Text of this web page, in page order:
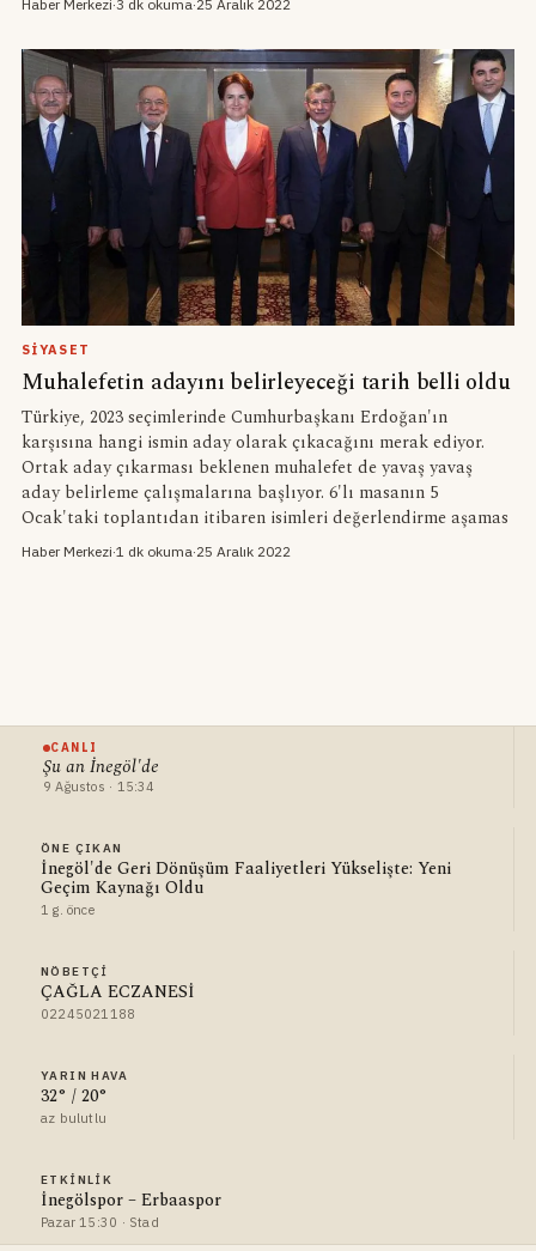
Haber Merkezi·3 dk okuma·25 Aralık 2022
SIYASET
Muhalefetin adayını belirleyeceği tarih belli oldu
Türkiye, 2023 seçimlerinde Cumhurbaşkanı Erdoğan'ın
karşısına hangi ismin aday olarak çıkacağını merak ediyor.
Ortak aday çıkarması beklenen muhalefet de yavaş yavaş
aday belirleme çalışmalarına başlıyor. 6'lı masanın 5
Ocak'taki toplantıdan itibaren isimleri değerlendirme aşamas
Haber Merkezi·1 dk okuma·25 Aralık 2022
CANLI
Şu an İnegöl'de
9 Ağustos · 15:34
ÖNE ÇIKAN
İnegöl'de Geri Dönüşüm Faaliyetleri Yükselişte: Yeni
Geçim Kaynağı Oldu
1 g. önce
NÖBETÇI
ÇAĞLA ECZANESİ
02245021188
YARIN HAVA
32° / 20°
az bulutlu
ETKINLIK
İnegölspor – Erbaaspor
Pazar 15:30 · Stad